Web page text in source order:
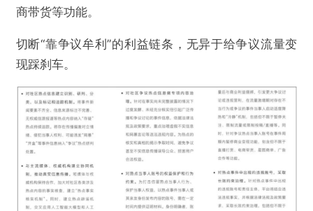
商带货等功能。
切断“靠争议牟利”的利益链条，无异于给争议流量变
现踩刹车。